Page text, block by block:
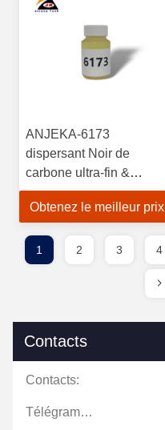
ANJEKA-6173
dispersant Noir de
carbone ultra-fin &
Stabilisateur de pigment
organique EFKA4063
Obtenez le meilleur prix
1 2 3 4
Contacts
Contacts:
Télégramme: